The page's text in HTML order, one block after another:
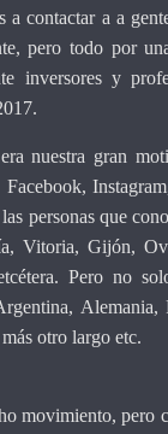
a contactar a a
pero todo por
inversores y
nuestra gran
Facebook,
personas que
Vitoria, Gijón,
Pero no
otro largo etc.
movimiento, pero